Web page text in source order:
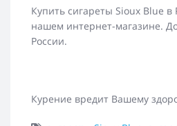
Купить сигареты Sioux Blue
нашем интернет-магазине.
России.
Курение вредит Вашему